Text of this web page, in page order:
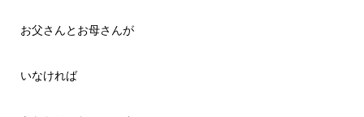
お父さんとお母さんが
いなければ